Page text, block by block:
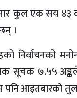
कुल एक सय ४३
।
निर्वाचनको
सूचक ७.५५
आइतबारको